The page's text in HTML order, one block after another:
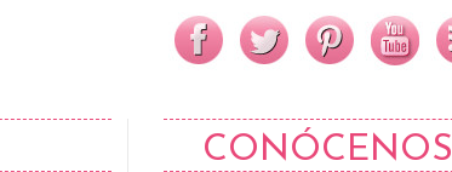
CONÓCENOS